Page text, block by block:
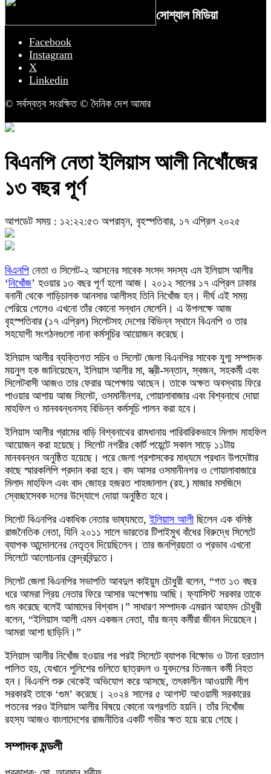
সোশ্যাল মিডিয়া
Facebook
Instagram
X
Linkedin
© সর্বস্বত্ব সংরক্ষিত © দৈনিক দেশ আমার
বিএনপি নেতা ইলিয়াস আলী নিখোঁজের
১৩ বছর পূর্ণ
আপডেট সময় : ১২:২২:৫৩ অপরাহ্ন, বৃহস্পতিবার, ১৭ এপ্রিল ২০২৫
বিএনপি নেতা ও সিলেট-২ আসনের সাবেক সংসদ সদস্য এম ইলিয়াস আলীর
‘নিখোঁজ’ হওয়ার ১৩ বছর পূর্ণ হলো আজ। ২০১২ সালের ১৭ এপ্রিল ঢাকার
বনানী থেকে গাড়িচালক আনসার আলীসহ তিনি নিখোঁজ হন। দীর্ঘ এই সময়
পেরিয়ে গেলেও এখনো তাঁর কোনো সন্ধান মেলেনি। এ উপলক্ষে আজ
বৃহস্পতিবার (১৭ এপ্রিল) সিলেটসহ দেশের বিভিন্ন স্থানে বিএনপি ও তার
সহযোগী সংগঠনগুলো নানা কর্মসূচির আয়োজন করেছে।
ইলিয়াস আলীর ব্যক্তিগত সচিব ও সিলেট জেলা বিএনপির সাবেক যুগ্ম সম্পাদক
ময়নুল হক জানিয়েছেন, ইলিয়াস আলীর মা, স্ত্রী-সন্তান, স্বজন, সহকর্মী এবং
সিলেটবাসী আজও তার ফেরার অপেক্ষায় আছেন। তাকে অক্ষত অবস্থায় ফিরে
পাওয়ার আশায় আজ সিলেট, ওসমানীনগর, গোয়ালাবাজার এবং বিশ্বনাথে দোয়া
মাহফিল ও মানববন্ধনসহ বিভিন্ন কর্মসূচি পালন করা হবে।
ইলিয়াস আলীর গ্রামের বাড়ি বিশ্বনাথের রামধানায় পারিবারিকভাবে মিলাদ মাহফিল
আয়োজন করা হয়েছে। সিলেট নগরীর কোর্ট পয়েন্টে সকাল সাড়ে ১১টায়
মানববন্ধন অনুষ্ঠিত হয়েছে। পরে জেলা প্রশাসকের মাধ্যমে প্রধান উপদেষ্টার
কাছে স্মারকলিপি প্রদান করা হবে। বাদ আসর ওসমানীনগর ও গোয়ালাবাজারে
মিলাদ মাহফিল এবং বাদ জোহর হজরত শাহজালাল (রহ.) মাজার মসজিদে
স্বেচ্ছাসেবক দলের উদ্যোগে দোয়া অনুষ্ঠিত হবে।
সিলেট বিএনপির একাধিক নেতার ভাষ্যমতে,ইলিয়াস আলীছিলেন এক বলিষ্ঠ
রাজনৈতিক নেতা, যিনি ২০১১ সালে ভারতের টিপাইমুখ বাঁধের বিরুদ্ধে সিলেটে
ব্যাপক আন্দোলনের নেতৃত্ব দিয়েছিলেন। তার জনপ্রিয়তা ও প্রভাব এখনো
সিলেটে আলোচনার কেন্দ্রবিন্দুতে।
সিলেট জেলা বিএনপির সভাপতি আবদুল কাইয়ুম চৌধুরী বলেন, “গত ১৩ বছর
ধরে আমরা প্রিয় নেতার ফিরে আসার অপেক্ষায় আছি। ফ্যাসিস্ট সরকার তাকে
গুম করেছে বলেই আমাদের বিশ্বাস।” সাধারণ সম্পাদক এমরান আহমদ চৌধুরী
বলেন, “ইলিয়াস আলী এমন একজন নেতা, যাঁর জন্য কর্মীরা জীবন দিয়েছেন।
আমরা আশা ছাড়িনি।”
ইলিয়াস আলীর নিখোঁজ হওয়ার পর পরই সিলেটে ব্যাপক বিক্ষোভ ও টানা হরতাল
পালিত হয়, যেখানে পুলিশের গুলিতে ছাত্রদল ও যুবদলের তিনজন কর্মী নিহত
হন। বিএনপি শুরু থেকেই অভিযোগ করে আসছে, তৎকালীন আওয়ামী লীগ
সরকারই তাকে ‘গুম’ করেছে। ২০২৪ সালের ৫ আগস্ট আওয়ামী সরকারের
পতনের পরও ইলিয়াস আলীর বিষয়ে কোনো অগ্রগতি হয়নি। তাঁর নিখোঁজ
রহস্য আজও বাংলাদেশের রাজনীতির একটি গভীর ক্ষত হয়ে রয়ে গেছে।
সম্পাদক মন্ডলী